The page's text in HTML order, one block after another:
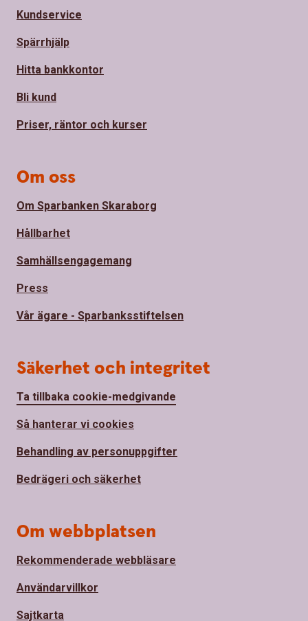
Kundservice
Spärrhjälp
Hitta bankkontor
Bli kund
Priser, räntor och kurser
Om oss
Om Sparbanken Skaraborg
Hållbarhet
Samhällsengagemang
Press
Vår ägare - Sparbanksstiftelsen
Säkerhet och integritet
Ta tillbaka cookie-medgivande
Så hanterar vi cookies
Behandling av personuppgifter
Bedrägeri och säkerhet
Om webbplatsen
Rekommenderade webbläsare
Användarvillkor
Sajtkarta